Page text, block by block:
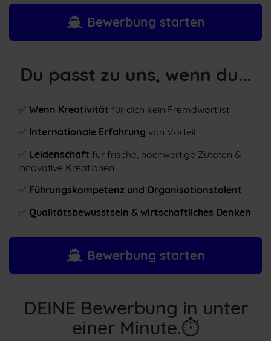
Bewerbung starten
Du passt zu uns, wenn du...
✅ Wenn Kreativität für dich kein Fremdwort ist
✅ Internationale Erfahrung von Vorteil
✅ Leidenschaft für frische, hochwertige Zutaten &
innovative Kreationen
✅ Führungskompetenz und Organisationstalent
✅ Qualitätsbewusstsein & wirtschaftliches Denken
Bewerbung starten
DEINE Bewerbung in unter
einer Minute.⏱